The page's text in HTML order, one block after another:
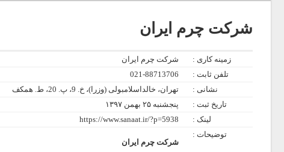
شرکت چرم ایران
زمینه کاری :
شرکت چرم ایران
تلفن ثابت :
021-88713706
نشانی :
تهران، خالداسلامبولی (وزرا)، خ. 9، پ. 20، ط. همکف
تاریخ ثبت :
پنجشنبه ۲۵ بهمن ۱۳۹۷
لینک :
https://www.sanaat.ir/?p=5938
توضیحات :
شرکت چرم ایران